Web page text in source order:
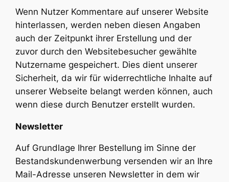
Wenn Nutzer Kommentare auf unserer Website
hinterlassen, werden neben diesen Angaben
auch der Zeitpunkt ihrer Erstellung und der
zuvor durch den Websitebesucher gewählte
Nutzername gespeichert. Dies dient unserer
Sicherheit, da wir für widerrechtliche Inhalte auf
unserer Webseite belangt werden können, auch
wenn diese durch Benutzer erstellt wurden.
Newsletter
Auf Grundlage Ihrer Bestellung im Sinne der
Bestandskundenwerbung versenden wir an Ihre
Mail-Adresse unseren Newsletter in dem wir